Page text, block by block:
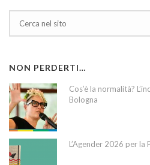
NON PERDERTI…
Cos’è la normalità?
Bologna
L’Agender 2026 per la